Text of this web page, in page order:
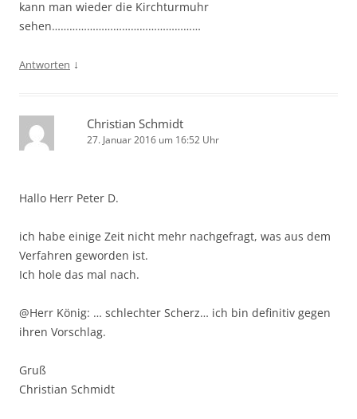
kann man wieder die Kirchturmuhr
sehen……………………………………………
Antworten ↓
Christian Schmidt
27. Januar 2016 um 16:52 Uhr
Hallo Herr Peter D.
ich habe einige Zeit nicht mehr nachgefragt, was aus dem
Verfahren geworden ist.
Ich hole das mal nach.
@Herr König: … schlechter Scherz… ich bin definitiv gegen
ihren Vorschlag.
Gruß
Christian Schmidt